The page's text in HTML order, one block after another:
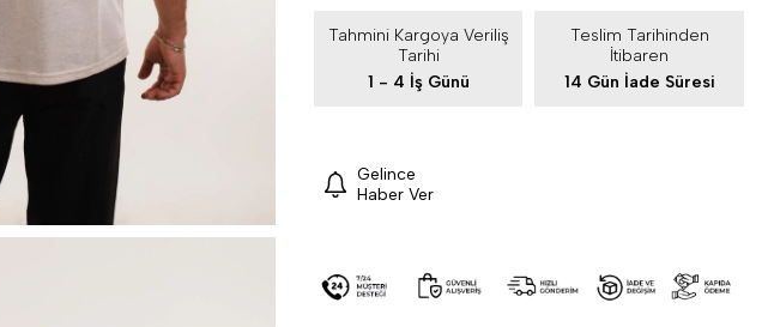
Tahmini Kargoya Veriliş
Tarihi
1 - 4 İş Günü
Teslim Tarihinden
İtibaren
14 Gün İade Süresi
Gelince
Haber Ver